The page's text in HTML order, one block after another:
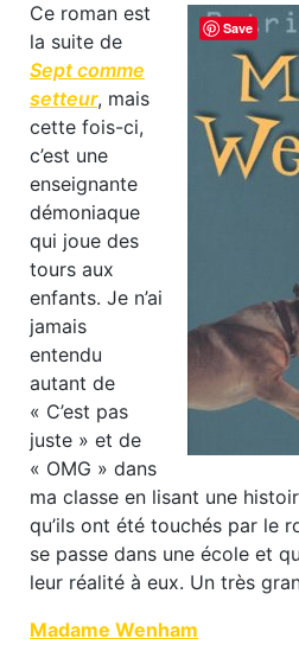
Ce roman est
la suite de
Sept comme
setteur, mais
cette fois-ci,
c’est une
enseignante
démoniaque
qui joue des
tours aux
enfants. Je n’ai
jamais
entendu
autant de
« C’est pas
juste » et de
« OMG » dans
ma classe en lisant une
qu’ils ont été touchés par le
se passe dans une école et
leur réalité à eux. Un très
Madame Wenham
Save